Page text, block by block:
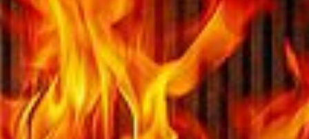
Austroflamm 48x51x51 S3
5140,00€